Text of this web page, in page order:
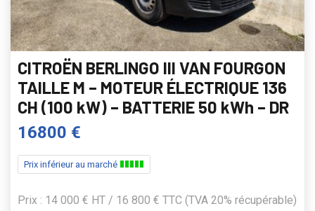
CITROËN BERLINGO III VAN FOURGON
TAILLE M – MOTEUR ÉLECTRIQUE 136
CH (100 kW) – BATTERIE 50 kWh – DR
16800 €
Prix inférieur au marché
Prix : 14 000 € HT / 16 800 € TTC (TVA 20% récupérable)